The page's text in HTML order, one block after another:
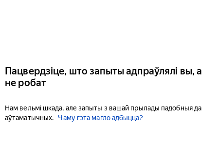
Пацвердзіце, што запыты адпраўлялі вы, а
не робат
Нам вельмі шкада, але запыты з вашай прылады падобныя да
аўтаматычных.
Чаму гэта магло адбыцца?